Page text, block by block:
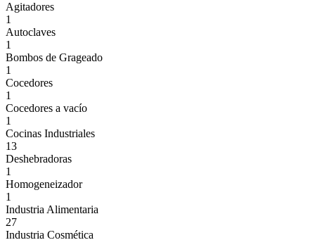
Agitadores
1
Autoclaves
1
Bombos de Grageado
1
Cocedores
1
Cocedores a vacío
1
Cocinas Industriales
13
Deshebradoras
1
Homogeneizador
1
Industria Alimentaria
27
Industria Cosmética